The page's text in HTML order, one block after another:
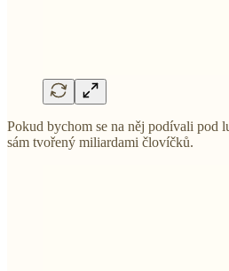
Pokud bychom se na něj podívali pod
sám tvořený miliardami človíčků.